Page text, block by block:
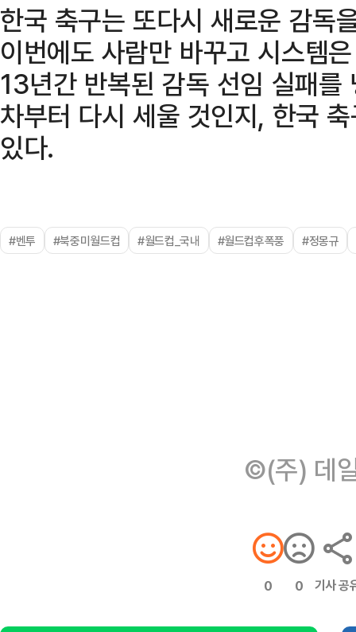
한국 축구는 또다시 새로운 감독
이번에도 사람만 바꾸고 시스템
13년간 반복된 감독 선임 실패를
차부터 다시 세울 것인지, 한국
있다.
#벤투 #북중미월드컵 #월드컵_국내 #월드컵후폭풍 #정몽규
©(주) 데
0 0 기사 공